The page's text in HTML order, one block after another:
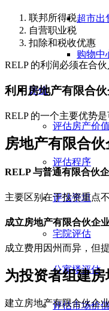
超市出
购物中
评价
评估房产价值
评估程序
评估平坦
宅院评估
公寓楼评估
评估市场价
联邦所得税
自营职业税
扣除和税收优惠
RELP 的利润必须在合
利用房地产有限合
RELP 的一个主要优势
房地产有限合
RELP 与普通有限合伙
主要区别在于投资重点
成立房地产有限合伙企
成立费用因州而异，但
为投资者组建
建立房地产有限合伙企